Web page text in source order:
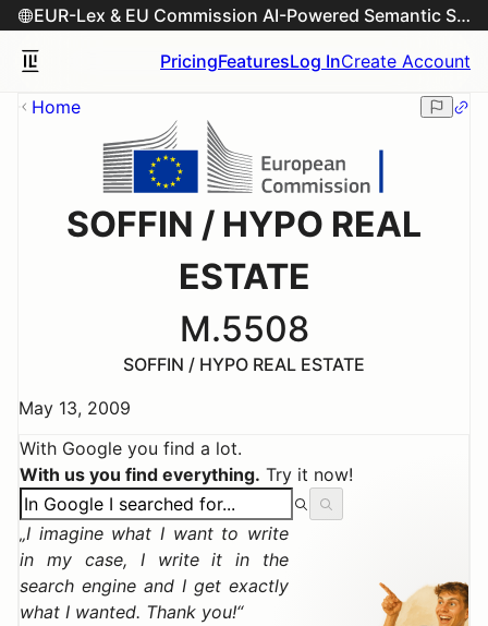
EUR-Lex & EU Commission AI-Powered Semantic Search Engine
PricingFeaturesLog InCreate Account
Home
SOFFIN / HYPO REAL
ESTATE
M.5508
SOFFIN / HYPO REAL ESTATE
May 13, 2009
With Google you find a lot.
With us you find everything. Try it now!
I imagine what I want to write
in my case, I write it in the
search engine and I get exactly
what I wanted. Thank you!